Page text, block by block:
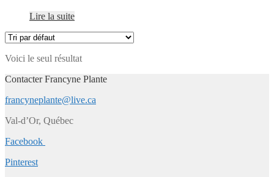
Lire la suite
Voici le seul résultat
Contacter Francyne Plante
francyneplante@live.ca
Val-d’Or, Québec
Facebook
Pinterest